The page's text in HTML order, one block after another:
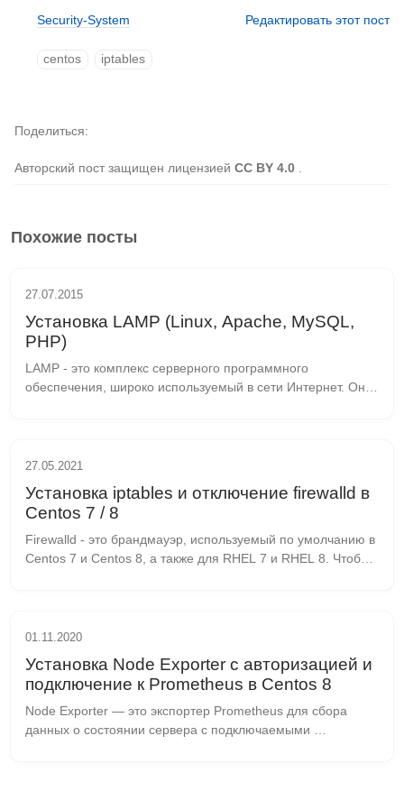
Security-System Редактировать этот пост
centos iptables
Авторский пост защищен лицензией CC BY 4.0 .
Поделиться
Похожие посты
27.07.2015
Установка LAMP (Linux, Apache, MySQL,
PHP)
LAMP - это комплекс серверного программного
обеспечения, широко используемый в сети Интернет. Он
27.05.2021
Установка iptables и отключение firewalld в
Centos 7 / 8
Firewalld - это брандмауэр, используемый по умолчанию в
Centos 7 и Centos 8, а также для RHEL 7 и RHEL 8. Чтобы
01.11.2020
Установка Node Exporter с авторизацией и
подключение к Prometheus в Centos 8
Node Exporter — это экспортер Prometheus для сбора
данных о состоянии сервера с подключаемыми